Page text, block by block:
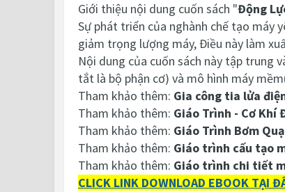
Giới thiệu nội dung cuốn sách "Động
Sự phát triển của nghành chế tạo máy
giảm trọng lượng máy, Điều này làm
Nội dung của cuốn sách này tập trung
tắt là bộ phận cơ) và mô hình máy
Tham khảo thêm: Gia công tia lửa
Tham khảo thêm: Giáo Trình - Cơ Khí
Tham khảo thêm: Giáo Trình Bơm
Tham khảo thêm: Giáo trình cấu tạo
Tham khảo thêm: Giáo trình chi tiết
CLICK LINK DOWNLOAD EBOOK TẠI